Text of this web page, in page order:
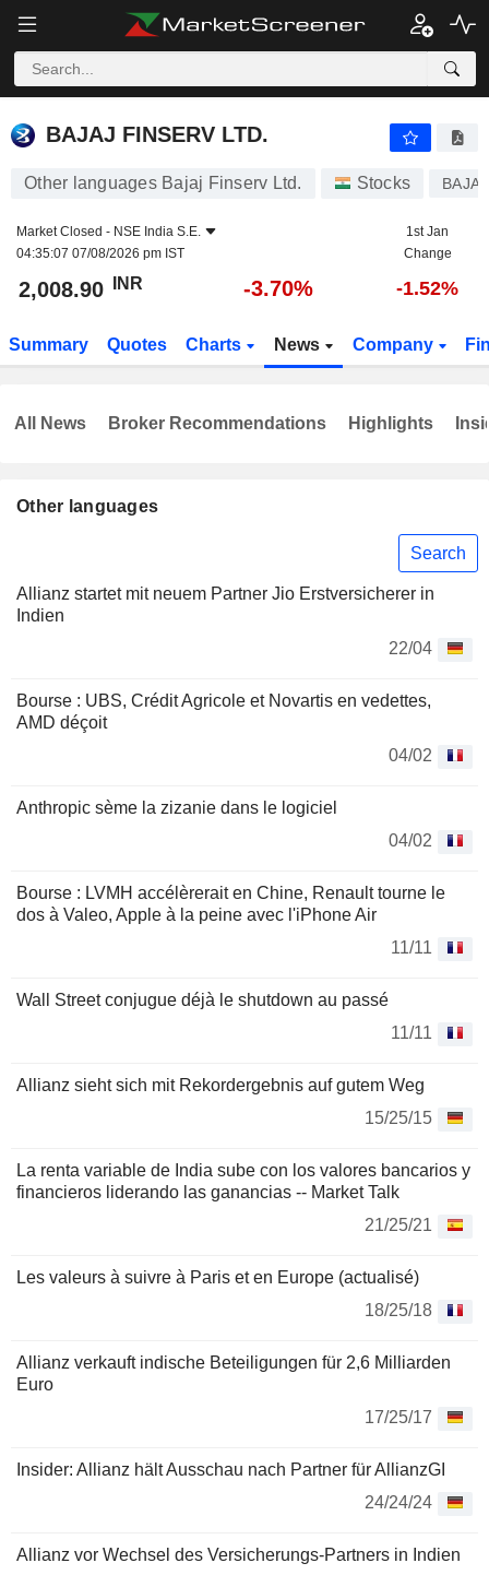
BAJAJ FINSERV LTD.
BAJAJ FINSERV LTD.
Other languages Bajaj Finserv Ltd. Stocks
Market Closed - NSE India S.E.
04:35:07 07/08/2026 pm IST
1st Jan
Change
2,008.90 INR -3.70% -1.52%
Summary Quotes Charts News Company
Other languages
Search
Allianz startet mit neuem Partner Jio Erstversicherer in
Indien
22/04
Bourse : UBS, Crédit Agricole et Novartis en vedettes,
AMD déçoit
04/02
Anthropic sème la zizanie dans le logiciel
04/02
Bourse : LVMH accélèrerait en Chine, Renault tourne le
dos à Valeo, Apple à la peine avec l'iPhone Air
11/11
Wall Street conjugue déjà le shutdown au passé
11/11
Allianz sieht sich mit Rekordergebnis auf gutem Weg
15/25/15
La renta variable de India sube con los valores bancarios y
financieros liderando las ganancias -- Market Talk
21/25/21
Les valeurs à suivre à Paris et en Europe (actualisé)
18/25/18
Allianz verkauft indische Beteiligungen für 2,6 Milliarden
Euro
17/25/17
Insider: Allianz hält Ausschau nach Partner für AllianzGI
24/24/24
Allianz vor Wechsel des Versicherungs-Partners in Indien
All News Broker Recommendations Highlights